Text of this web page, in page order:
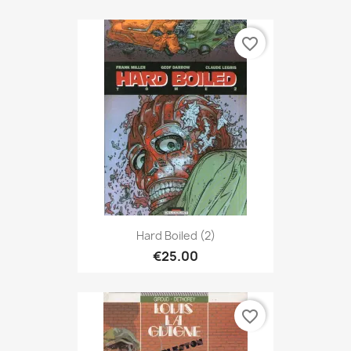
Hard Boiled (2)
€25.00
favorite_border
favorite_border